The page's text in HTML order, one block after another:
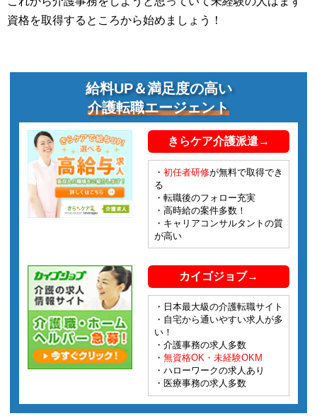
資格を取得するところから始めましょう！
給料UP＆満足度の高い
介護転職エージェント
きらケア介護派遣→
・ 初任者研修が無料で取得でき
る
・転職後のフォロー充実
・高時給の案件多数！
・キャリアコンサルタントの質
が高い
カイゴジョブ→
・日本最大級の介護転職サイト
・自宅から通いやすい求人が多
い！
・介護事務の求人多数
・ 無資格OK・未経験OKM
・ハローワークの求人あり
・医療事務の求人多数